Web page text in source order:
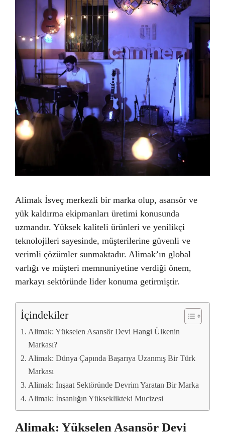
Alimak İsveç merkezli bir marka olup, asansör ve
yük kaldırma ekipmanları üretimi konusunda
uzmandır. Yüksek kaliteli ürünleri ve yenilikçi
teknolojileri sayesinde, müşterilerine güvenli ve
verimli çözümler sunmaktadır. Alimak’ın global
varlığı ve müşteri memnuniyetine verdiği önem,
markayı sektöründe lider konuma getirmiştir.
İçindekiler
Alimak: Yükselen Asansör Devi Hangi Ülkenin
Markası?
Alimak: Dünya Çapında Başarıya Uzanmış Bir Türk
Markası
Alimak: İnşaat Sektöründe Devrim Yaratan Bir Marka
Alimak: İnsanlığın Yükseklikteki Mucizesi
Alimak: Yükselen Asansör Devi